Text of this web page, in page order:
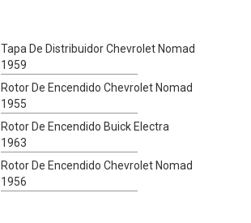
Tapa De Distribuidor Chevrolet Nomad
1959
Rotor De Encendido Chevrolet Nomad
1955
Rotor De Encendido Buick Electra
1963
Rotor De Encendido Chevrolet Nomad
1956